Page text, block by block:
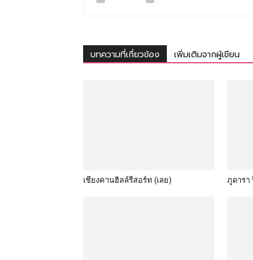
บทความที่เกี่ยวข้อง เพิ่มเติมจากผู้เขียน
เชียงคานฮิลล์รีสอร์ท (เลย) ภูดารา